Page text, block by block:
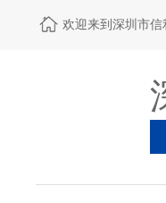
欢迎来到深圳市信